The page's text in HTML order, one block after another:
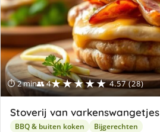
⏱ 2 min👥 4★★★★★ 4.57 (28)
Stoverij van varkenswangetjes
BBQ & buiten koken Bijgerechten